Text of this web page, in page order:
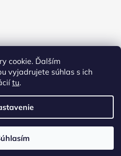
cookie. Ďalším
vyjadrujete súhlas s ich
tu.
shop